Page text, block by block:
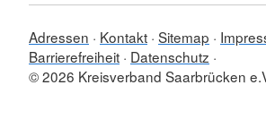
Adressen Kontakt Sitemap
Barrierefreiheit Datenschutz
© 2026 Kreisverband Saarbrücken